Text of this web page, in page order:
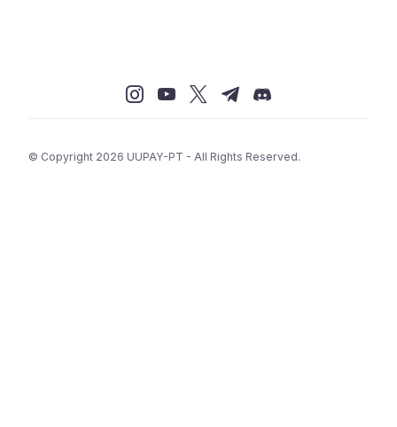
© Copyright 2026 UUPAY-PT - All Rights Reserved.